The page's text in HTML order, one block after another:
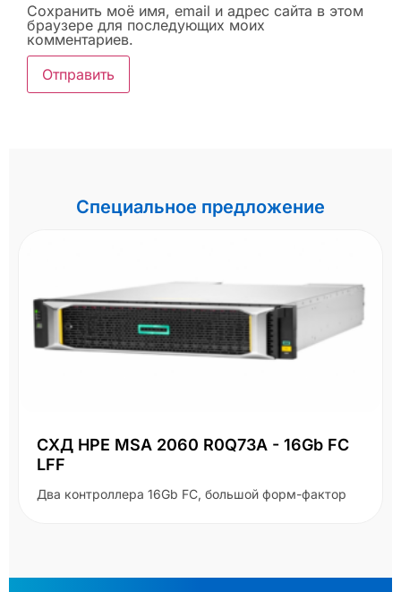
Сохранить моё имя, email и адрес сайта в этом
браузере для последующих моих
комментариев.
Специальное предложение
СХД HPE MSA 2060 R0Q73A - 16Gb FC
LFF
Два контроллера 16Gb FC, большой форм-фактор